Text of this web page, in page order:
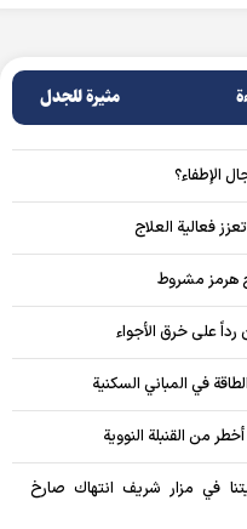
مثيرة للجدل
الإطفاء؟
فعالية العلاج
هرمز مشروط
على خرق الأجواء
في المباني السكنية
من القنبلة النووية
في مزار شريف انتهاك صارخ